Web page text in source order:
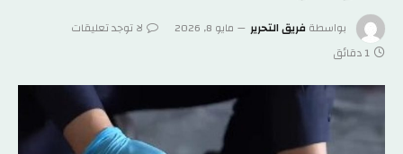
بواسطةفريق التحرير مايو 8, 2026
لا توجد تعليقات
1 دقائق